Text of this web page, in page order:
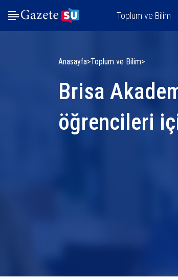
Toplum ve Bilim
Anasayfa Toplum ve Bilim
Brisa
öğrencileri